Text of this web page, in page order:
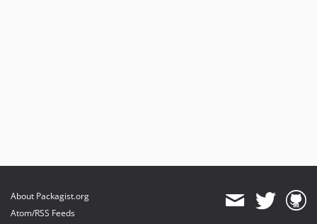
About Packagist.org
Atom/RSS Feeds